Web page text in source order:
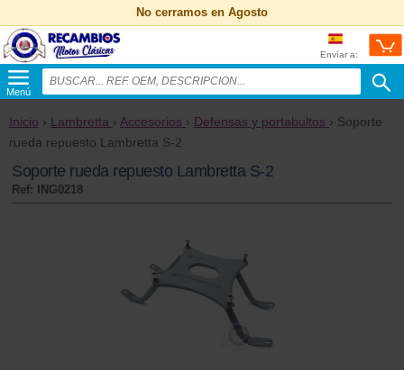
No cerramos en Agosto
Envíar a:
Menú
Inicio › Lambretta › Accesorios › Defensas y portabultos › Soporte
rueda repuesto Lambretta S-2
Soporte rueda repuesto Lambretta S-2
Ref: ING0218